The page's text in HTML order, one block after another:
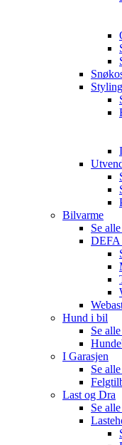
Styling
Bilvarme
Se alle
DEFA
Hund i bil
Se alle
I Garasjen
Se alle
Last og Dra
Se alle